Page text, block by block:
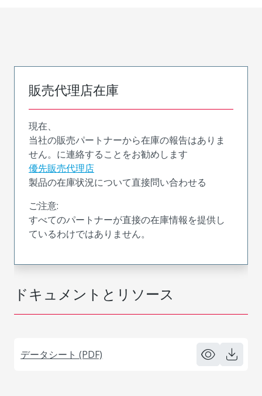
ドキュメントとリソース
データシート (PDF)
販売代理店在庫
現在、
当社の販売パートナーから在庫の報告はありま
せん。に連絡することをお勧めします
優先販売代理店
製品の在庫状況について直接問い合わせる
ご注意:
すべてのパートナーが直接の在庫情報を提供し
ているわけではありません。